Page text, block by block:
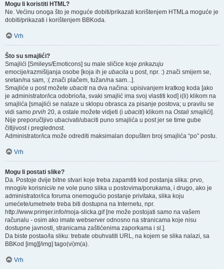
Mogu li koristiti HTML?
Ne. Većinu onoga što je moguće dobiti/prikazati korištenjem HTMLa moguće je
dobiti/prikazati i korištenjem BBKoda.
Vrh
Što su smajlići?
Smajlići [Smileys/Emoticons] su male sličice koje prikazuju
emocije/razmišljanja osobe [koja ih je ubacila u post, npr. :) znači smijem se,
sretan/na sam, :( znači plačem, tužan/na sam...].
Smajliće u post možete ubaciti na dva načina: upisivanjem kratkog koda [ako
je administrator/ica odobrio/la, svaki smajlić ima svoj vlastiti kod] i(li) klikom na
smajlića [smajlići se nalaze u sklopu obrasca za pisanje postova; u pravilu se
vidi samo prvih 20, a ostale možete vidjeti (i ubaciti) klikom na Ostali smajlići].
Nije preporučljivo ubacivati/ubaciti puno smajlića u post jer se time gube
čitljivost i preglednost.
Administrator/ica može odrediti maksimalan dopušten broj smajlića “po” postu.
Vrh
Mogu li postati slike?
Da. Postoje dvije bitne stvari koje treba zapamtiti kod postanja slika: prvo,
mnogi/e korisnici/e ne vole puno slika u postovima/porukama, i drugo, ako je
administrator/ica foruma onemogućio postanje privitaka, slika koju
umećete/umetnete treba biti dostupna na Internetu, npr.
http://www.primjer.info/moja-slicka.gif [ne može postojati samo na vašem
računalu - osim ako imate webserver odnosno na stranicama koje nisu
dostupne javnosti, stranicama zaštićenima zaporkama i sl.].
Da biste postao/la sliku: trebate obuhvatiti URL, na kojem se slika nalazi, sa
BBKod [img][/img] tago(vi)m(a).
Vrh